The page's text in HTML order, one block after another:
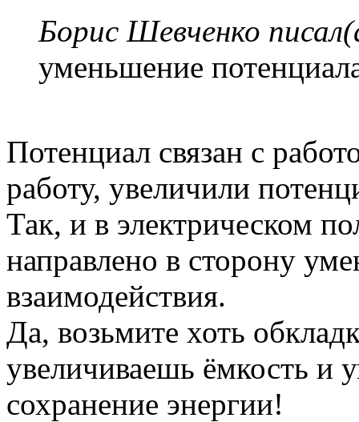
Борис Шевченко
уменьшение
Потенциал связан с
работу, увеличили
Так, и в электрическом
направлено в сторону
взаимодействия.
Да, возьмите хоть
увеличиваешь ёмкость и
сохранение энергии!